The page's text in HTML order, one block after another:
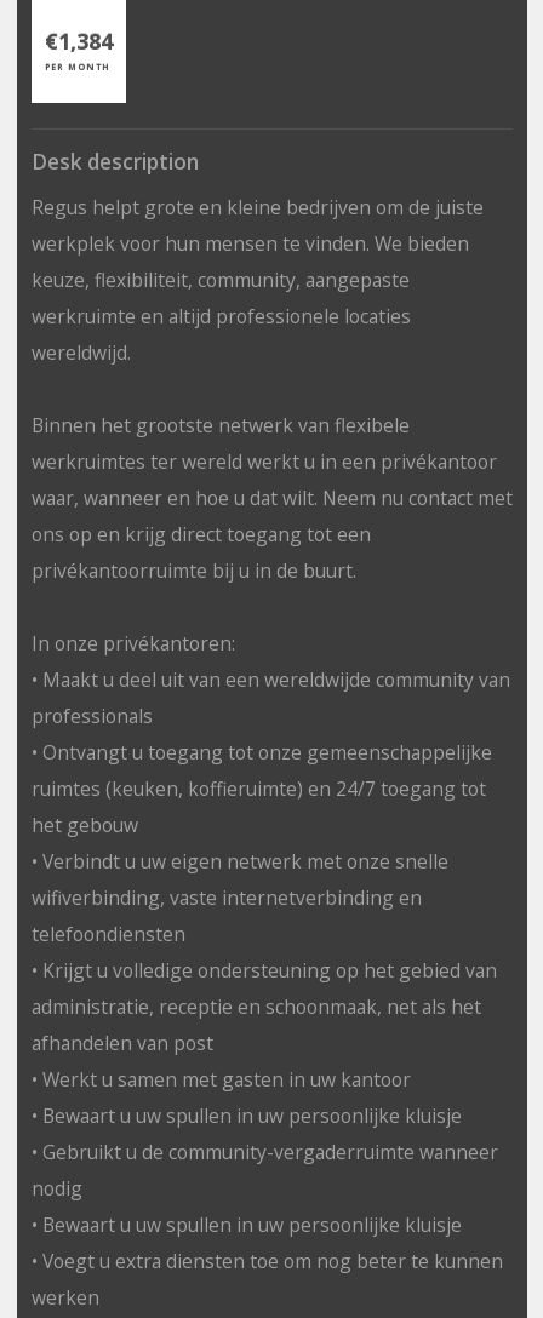
€1,384
PER MONTH
Desk description
Regus helpt grote en kleine bedrijven om de juiste
werkplek voor hun mensen te vinden. We bieden
keuze, flexibiliteit, community, aangepaste
werkruimte en altijd professionele locaties
wereldwijd.
Binnen het grootste netwerk van flexibele
werkruimtes ter wereld werkt u in een privékantoor
waar, wanneer en hoe u dat wilt. Neem nu contact met
ons op en krijg direct toegang tot een
privékantoorruimte bij u in de buurt.
In onze privékantoren:
• Maakt u deel uit van een wereldwijde community van
professionals
• Ontvangt u toegang tot onze gemeenschappelijke
ruimtes (keuken, koffieruimte) en 24/7 toegang tot
het gebouw
• Verbindt u uw eigen netwerk met onze snelle
wifiverbinding, vaste internetverbinding en
telefoondiensten
• Krijgt u volledige ondersteuning op het gebied van
administratie, receptie en schoonmaak, net als het
afhandelen van post
• Werkt u samen met gasten in uw kantoor
• Bewaart u uw spullen in uw persoonlijke kluisje
• Gebruikt u de community-vergaderruimte wanneer
nodig
• Bewaart u uw spullen in uw persoonlijke kluisje
• Voegt u extra diensten toe om nog beter te kunnen
werken